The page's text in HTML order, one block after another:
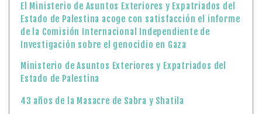
El Ministerio de Asuntos Exteriores y Expatriados del
Estado de Palestina acoge con satisfacción el informe
de la Comisión Internacional Independiente de
Investigación sobre el genocidio en Gaza
Ministerio de Asuntos Exteriores y Expatriados del
Estado de Palestina
43 años de la Masacre de Sabra y Shatila